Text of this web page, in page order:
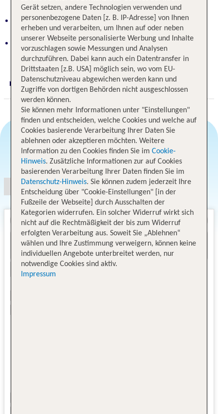
familiäres Sport- und Unterhaltungsprogramm
Hoteleigener Sandstrand für Wassernixen und
Sonnenhungrige
Nahe an Punta Marina und Ravenna, idyllisch im
Pinienwald gelegen
Digitaler und telefonischer 24/7 TUI Service
Angebotsauswahl
Gerät setzen, andere Technologien verwenden und
personenbezogene Daten [z. B. IP-Adresse] von Ihnen
erheben und verarbeiten, um Ihnen auf oder neben
unserer Webseite personalisierte Werbung und Inhalte
vorzuschlagen sowie Messungen und Analysen
durchzuführen. Dabei kann auch ein Datentransfer in
Drittstaaten [z.B. USA] möglich sein, wo vom EU-
Datenschutzniveau abgewichen werden kann und
Zugriffe von dortigen Behörden nicht ausgeschlossen
werden können.
Sie können mehr Informationen unter "Einstellungen"
finden und entscheiden, welche Cookies und welche auf
Cookies basierende Verarbeitung Ihrer Daten Sie
ablehnen oder akzeptieren möchten. Weitere
Information zu den Cookies finden Sie im Cookie-
Hinweis. Zusätzliche Informationen zur auf Cookies
basierenden Verarbeitung Ihrer Daten finden Sie im
Datenschutz-Hinweis. Sie können zudem jederzeit Ihre
Entscheidung über "Cookie-Einstellungen" [in der
Fußzeile der Webseite] durch Ausschalten der
Kategorien widerrufen. Ein solcher Widerruf wirkt sich
nicht auf die Rechtmäßigkeit der bis zum Widerruf
erfolgten Verarbeitung aus. Soweit Sie „Ablehnen“
wählen und Ihre Zustimmung verweigern, können keine
individuellen Angebote unterbreitet werden, nur
notwendige Cookies sind aktiv.
Impressum